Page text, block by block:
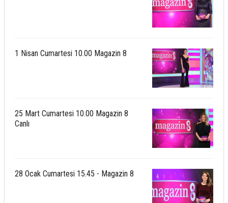
1 Nisan Cumartesi 10.00 Magazin 8
25 Mart Cumartesi 10.00 Magazin 8
Canlı
28 Ocak Cumartesi 15.45 - Magazin 8